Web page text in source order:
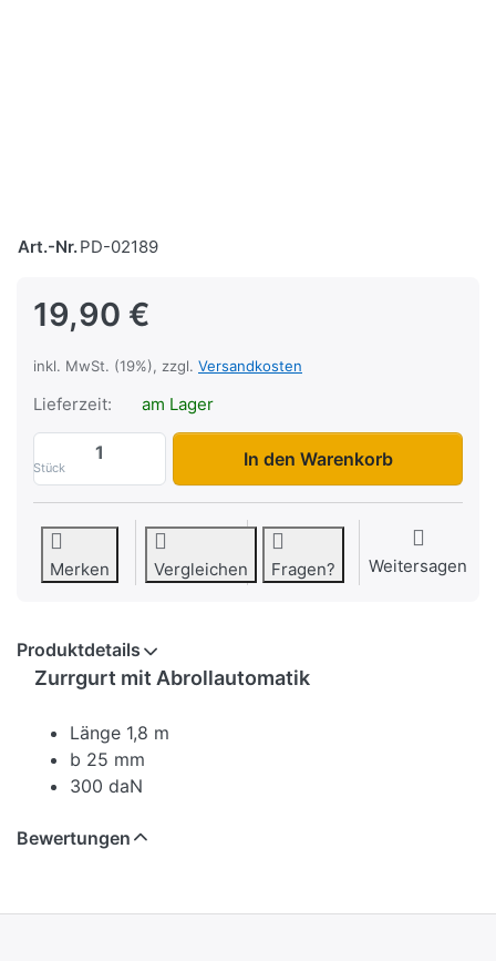
Art.-Nr.PD-02189
19,90 €
inkl. MwSt. (19%), zzgl. Versandkosten
Lieferzeit: am Lager
Stück
Zurrgurt Automatik 340 daN zu 19,90 €,
In den Warenkorb
Merken Vergleichen Fragen? Weitersagen
Produktdetails
Zurrgurt mit Abrollautomatik
Länge 1,8 m
b 25 mm
300 daN
Bewertungen